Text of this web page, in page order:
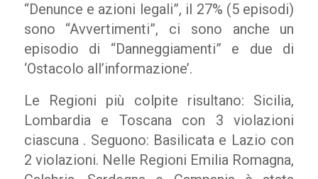
“Denunce e azioni legali”, il 27% (5 episodi)
sono “Avvertimenti”, ci sono anche un
episodio di “Danneggiamenti” e due di
‘Ostacolo all’informazione’.
Le Regioni più colpite risultano: Sicilia,
Lombardia e Toscana con 3 violazioni
ciascuna . Seguono: Basilicata e Lazio con
2 violazioni. Nelle Regioni Emilia Romagna,